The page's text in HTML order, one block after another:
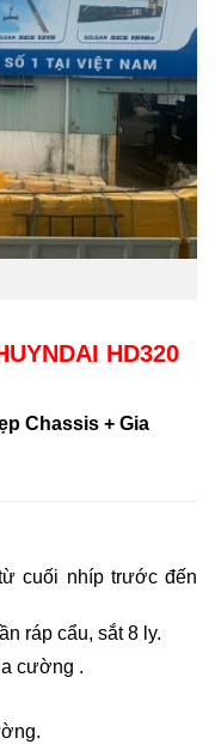
HD320
Chassis + Gia
cuối nhíp trước đến
ráp cẩu, sắt 8 ly.
cường .